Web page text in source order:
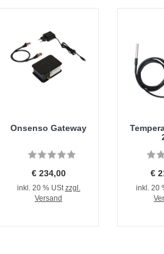
Onsenso Gateway
€ 234,00
inkl. 20 % UStzzgl.
Versand
€
inkl. 20